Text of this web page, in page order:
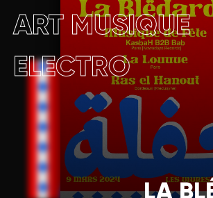
LA
ART MUSIQUE
ELECTRO